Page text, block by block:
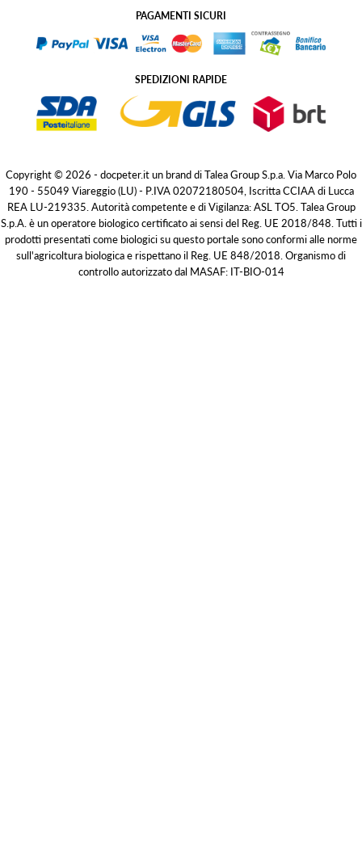
PAGAMENTI SICURI
SPEDIZIONI RAPIDE
Copyright © 2026 - docpeter.it un brand di Talea Group S.p.a. Via Marco Polo
190 - 55049 Viareggio (LU) - P.IVA 02072180504, Iscritta CCIAA di Lucca
REA LU-219335. Autorità competente e di Vigilanza: ASL TO5. Talea Group
S.p.A. è un operatore biologico certificato ai sensi del Reg. UE 2018/848. Tutti i
prodotti presentati come biologici su questo portale sono conformi alle norme
sull'agricoltura biologica e rispettano il Reg. UE 848/2018. Organismo di
controllo autorizzato dal MASAF: IT-BIO-014